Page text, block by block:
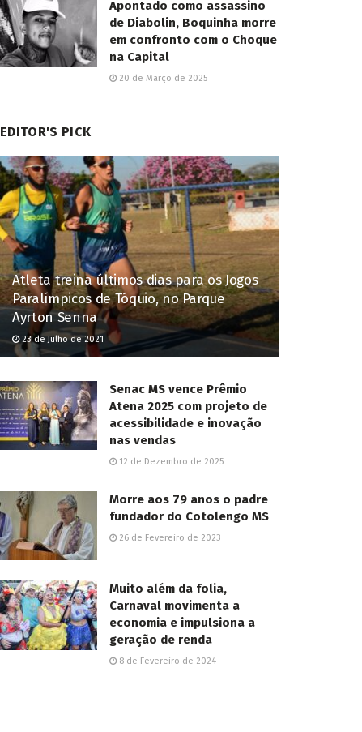
Apontado como assassino
de Diabolin, Boquinha morre
em confronto com o Choque
na Capital
20 de Março de 2025
EDITOR'S PICK
Atleta treina últimos dias para os Jogos
Paralímpicos de Tóquio, no Parque
Ayrton Senna
23 de Julho de 2021
Senac MS vence Prêmio
Atena 2025 com projeto de
acessibilidade e inovação
nas vendas
12 de Dezembro de 2025
Morre aos 79 anos o padre
fundador do Cotolengo MS
26 de Fevereiro de 2023
Muito além da folia,
Carnaval movimenta a
economia e impulsiona a
geração de renda
8 de Fevereiro de 2024